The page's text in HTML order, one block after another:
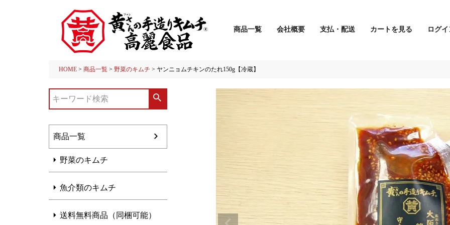
商品一覧 会社概要 支払・配送 カートを見る ログ
検索
HOME 商品一覧 野菜のキムチ ヤンニョムチキンのたれ150g【冷蔵】
商品一覧
野菜のキムチ
魚介類のキムチ
送料無料商品（同梱可能）